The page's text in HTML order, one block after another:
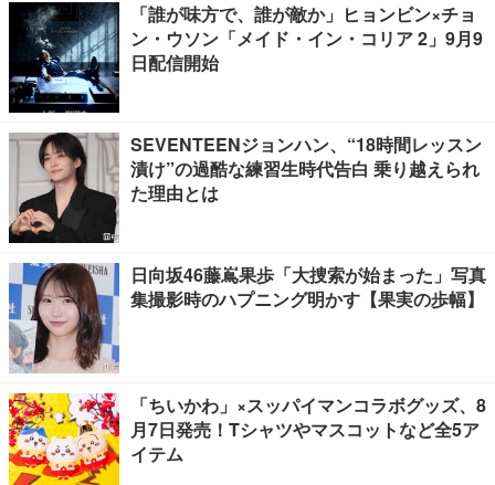
「誰が味方で、誰が敵か」ヒョンビン×チョ
ン・ウソン「メイド・イン・コリア 2」9月9
日配信開始
SEVENTEENジョンハン、“18時間レッスン
漬け”の過酷な練習生時代告白 乗り越えられ
た理由とは
日向坂46藤嶌果歩「大捜索が始まった」写真
集撮影時のハプニング明かす【果実の歩幅】
「ちいかわ」×スッパイマンコラボグッズ、8
月7日発売！Tシャツやマスコットなど全5ア
イテム